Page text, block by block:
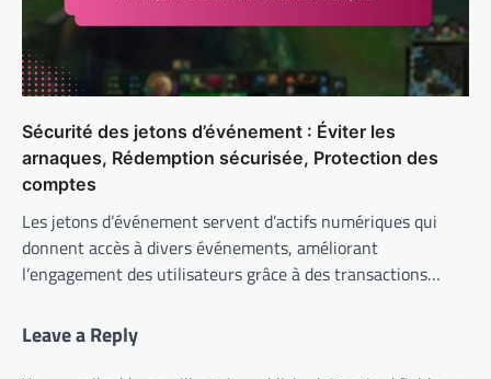
Sécurité des jetons d’événement : Éviter les
arnaques, Rédemption sécurisée, Protection des
comptes
Les jetons d’événement servent d’actifs numériques qui
donnent accès à divers événements, améliorant
l’engagement des utilisateurs grâce à des transactions…
Leave a Reply